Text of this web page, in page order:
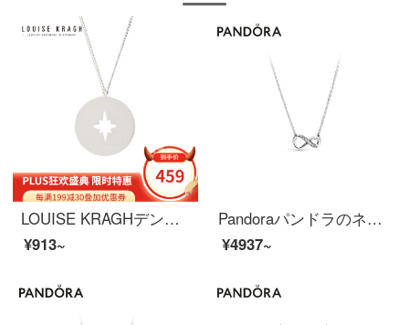
LOUISE KRAGHデンマーク鎖骨チェーン女子学生925シルバーネックレスファッションアクセサリーペンダント日気質のペンダントアクセサリーは彼女にクリスマスプレゼントのセーターチェーン銀色です。
¥913~
Pandoraパンドラのネックレスの鎖骨チェーンの女性925銀のきらきらしている永久不変の記号の首のチェーンの398821 C 01ファッション的なアクセサリは彼女に贈り物を送ります。
¥4937~